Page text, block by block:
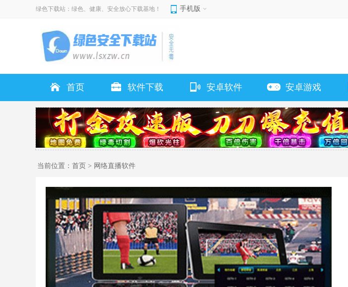
绿色下载站：绿色、健康、安全放心下载基地！ 手机版
首页 软件下载 安卓软件 安卓游戏
当前位置： 首页 > 网络直播软件